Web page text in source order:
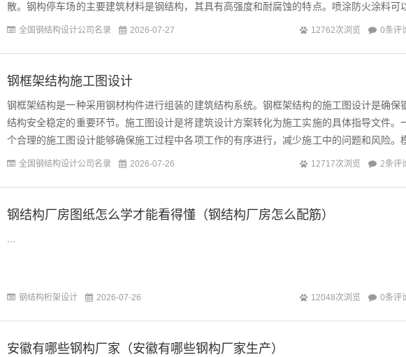
散。钢构停车场的主要建筑材料是钢结构，其具有高强度和耐腐蚀的特点。喷涂防火涂料可
在钢结构表面形成一层防火膜，能够有效地延缓火势的蔓延，...
全国钢结构设计公司名录 2026-07-27 12762次浏览 0条评
钢框架结构施工图设计
钢框架结构是一种采用钢材构件进行组装的建筑结构系统。钢框架结构的施工图设计是确保
结构安全稳定的重要环节。施工图设计是将建筑设计方案转化为施工实施的具体指导文件。
个合理的施工图设计能够确保施工过程中各项工作的有序进行，减少施工中的问题和风险。
型应包含建筑结构的各个部分，并考虑到施工的可行性和实际...
全国钢结构设计公司名录 2026-07-26 12717次浏览 2条评
钢结构厂房图纸怎么学才能看得懂（钢结构厂房怎么配筋）
钢结构桁架设计 2026-07-26 12048次浏览 0条评
安徽有哪些钢构厂家（安徽有哪些钢构厂家生产）